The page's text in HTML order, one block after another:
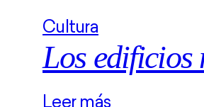
Cultura
Los edificios
Leer más